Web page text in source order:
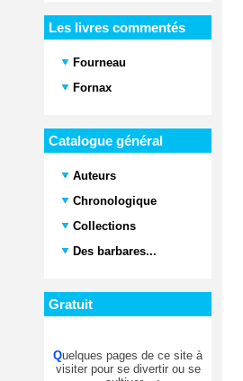
Les livres commentés
Fourneau
Fornax
Catalogue général
Auteurs
Chronologique
Collections
Des barbares...
Gratuit
Quelques pages de ce site à
visiter pour se divertir ou se